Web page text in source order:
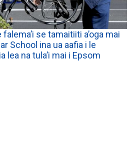
se tamaitiiti a’oga mai
School ina ua aafia i le
lea na tula’i mai i Epsom